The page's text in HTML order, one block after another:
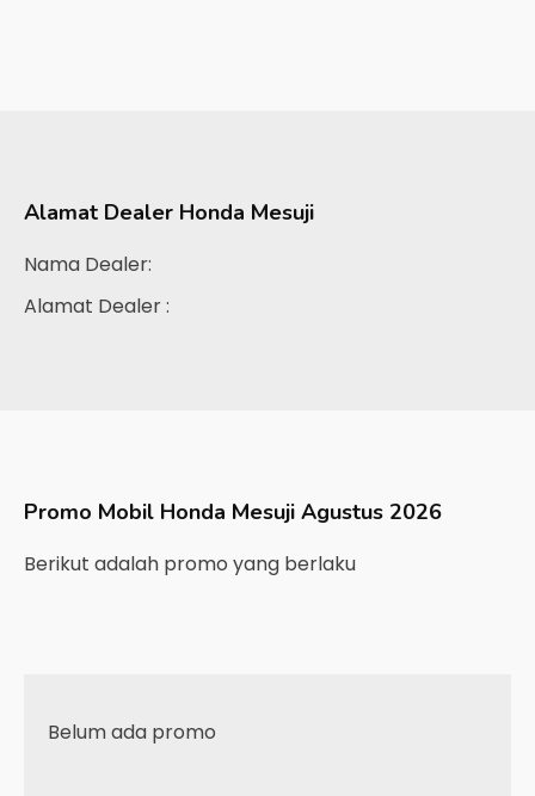
Alamat Dealer Honda Mesuji
Nama Dealer:
Alamat Dealer :
Promo Mobil Honda Mesuji Agustus 2026
Berikut adalah promo yang berlaku
Belum ada promo